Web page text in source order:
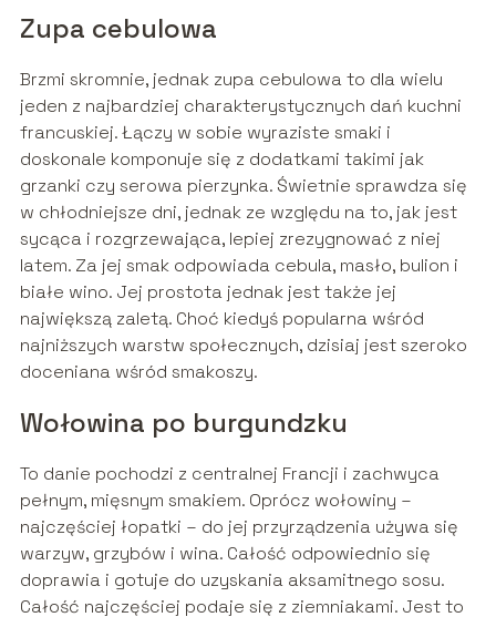
Zupa cebulowa
Brzmi skromnie, jednak zupa cebulowa to dla wielu
jeden z najbardziej charakterystycznych dań kuchni
francuskiej. Łączy w sobie wyraziste smaki i
doskonale komponuje się z dodatkami takimi jak
grzanki czy serowa pierzynka. Świetnie sprawdza się
w chłodniejsze dni, jednak ze względu na to, jak jest
sycąca i rozgrzewająca, lepiej zrezygnować z niej
latem. Za jej smak odpowiada cebula, masło, bulion i
białe wino. Jej prostota jednak jest także jej
największą zaletą. Choć kiedyś popularna wśród
najniższych warstw społecznych, dzisiaj jest szeroko
doceniana wśród smakoszy.
Wołowina po burgundzku
To danie pochodzi z centralnej Francji i zachwyca
pełnym, mięsnym smakiem. Oprócz wołowiny –
najczęściej łopatki – do jej przyrządzenia używa się
warzyw, grzybów i wina. Całość odpowiednio się
doprawia i gotuje do uzyskania aksamitnego sosu.
Całość najczęściej podaje się z ziemniakami. Jest to